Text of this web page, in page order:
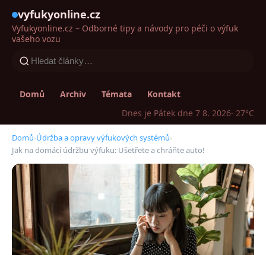
vyfukyonline.cz
Vyfukyonline.cz – Odborné tipy a návody pro péči o výfuk
vašeho vozu
Domů Archiv Témata
Kontakt
Dnes je Pátek dne 7 8. 2026· 27°C
Domů›Údržba a opravy výfukových systémů›
Jak na domácí údržbu výfuku: Ušetřete a chráňte auto!